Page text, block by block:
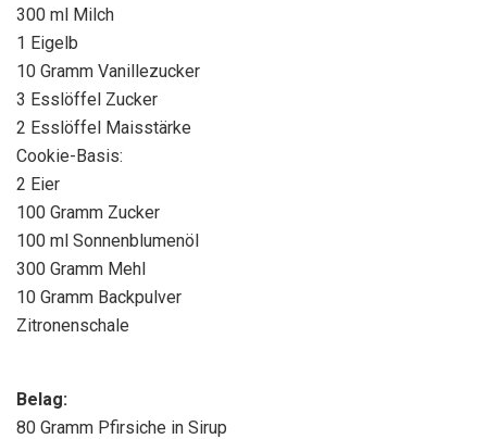
300 ml Milch
1 Eigelb
10 Gramm Vanillezucker
3 Esslöffel Zucker
2 Esslöffel Maisstärke
Cookie-Basis:
2 Eier
100 Gramm Zucker
100 ml Sonnenblumenöl
300 Gramm Mehl
10 Gramm Backpulver
Zitronenschale
Belag:
80 Gramm Pfirsiche in Sirup